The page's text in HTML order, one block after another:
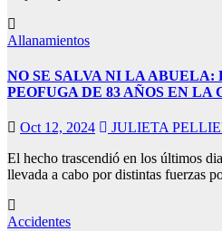
Allanamientos
NO SE SALVA NI LA ABUELA:
PEOFUGA DE 83 AÑOS EN LA
Oct 12, 2024
JULIETA
El hecho trascendió en los últimos
llevada a cabo por distintas fuerzas
Accidentes